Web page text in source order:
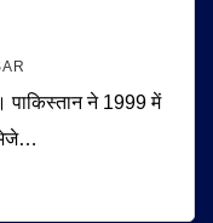
पाकिस्तान ने 1999 में